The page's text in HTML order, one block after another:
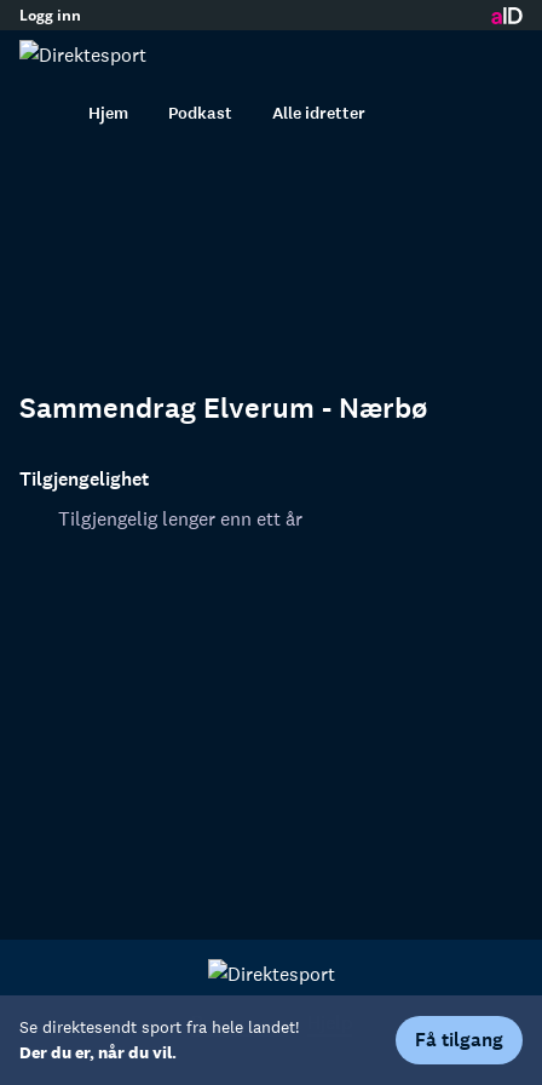
innhold
Logg inn
Hjem Podkast Alle idretter
Se direktesendt sport fra hele landet!
Der du er, når du vil.
Få tilgang
Sammendrag Elverum - Nærbø
Tilgjengelighet
Tilgjengelig lenger enn ett år
Personvern